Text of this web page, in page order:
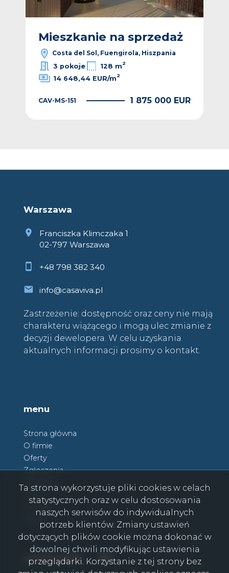
Mieszkanie na sprzedaż
Costa del Sol, Fuengirola, Hiszpania
3 pokoje
128 m2
14 648,44 EUR/m2
CAV-MS-151 1 875 000 EUR
Warszawa
Franciszka Klimczaka 1
02-797 Warszawa
+48 798 382 340
info@casaviva.pl
Zastrzeżenie: dostępność oraz ceny nie mają
charakteru wiążącego i mogą ulec zmianie z
decyzji dewelopera. W celu uzyskania
aktualnych informacji prosimy o kontakt.
menu
Strona główna
O firmie
Oferty
Zgłoszenia
Kontakt
social media Facebook
Facebook
Ta strona wykorzystuje pliki cookies w celach
statystycznych oraz w celu dostosowania
naszych serwisów do indywidualnych
potrzeb klientów. Zmiany ustawień
dotyczących plików cookie można dokonać w
dowolnej chwili modyfikując ustawienia
przeglądarki. Korzystanie z tej strony bez